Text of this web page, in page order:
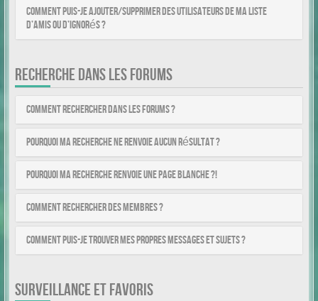
Comment puis-je ajouter/supprimer des utilisateurs de ma liste
d’amis ou d’ignorés ?
RECHERCHE DANS LES FORUMS
Comment rechercher dans les forums ?
Pourquoi ma recherche ne renvoie aucun résultat ?
Pourquoi ma recherche renvoie une page blanche ?!
Comment rechercher des membres ?
Comment puis-je trouver mes propres messages et sujets ?
SURVEILLANCE ET FAVORIS